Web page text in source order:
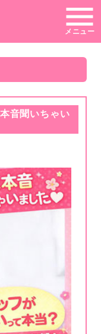
メニュー
音聞いちゃい